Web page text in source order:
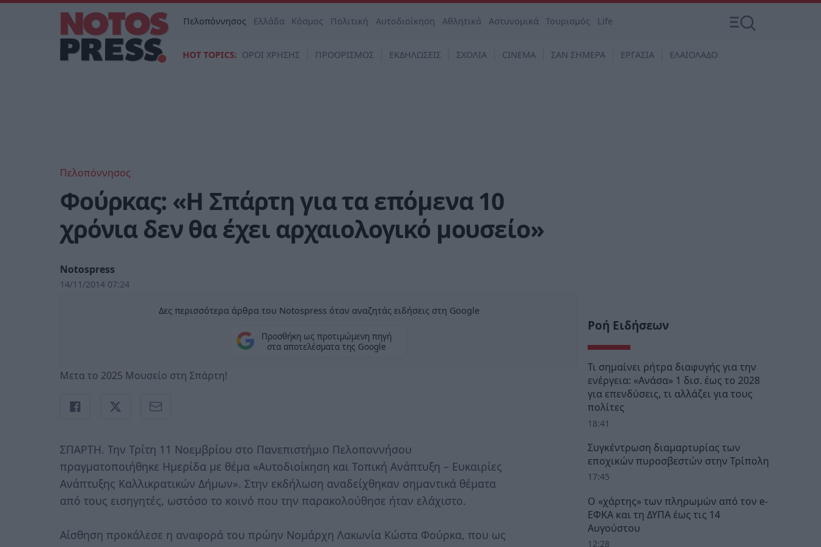
Πελοπόννησος Ελλάδα Κόσμος Πολιτική Αυτοδιοίκηση Αθλητικά Αστυνομικά Τουρισμός Life
HOT TOPICS: ΟΡΟΙ ΧΡΗΣΗΣ ΠΡΟΟΡΙΣΜΟΣ ΕΚΔΗΛΩΣΕΙΣ ΣΧΟΛΙΑ CINEMA ΣΑΝ ΣΗΜΕΡΑ ΕΡΓΑΣΙΑ ΕΛΑΙΟΛΑΔΟ
Πελοπόννησος
Φούρκας: «Η Σπάρτη για τα επόμενα 10
χρόνια δεν θα έχει αρχαιολογικό μουσείο»
Notospress
14/11/2014 07:24
Δες περισσότερα άρθρα του Notospress όταν αναζητάς ειδήσεις στη Google
Προσθήκη ως προτιμώμενη πηγή
στα αποτελέσματα της Google
Μετα το 2025 Μουσείο στη Σπάρτη!
ΣΠΑΡΤΗ. Την Τρίτη 11 Νοεμβρίου στο Πανεπιστήμιο Πελοποννήσου
πραγματοποιήθηκε Ημερίδα με θέμα «Αυτοδιοίκηση και Τοπική Ανάπτυξη – Ευκαιρίες
Ανάπτυξης Καλλικρατικών Δήμων». Στην εκδήλωση αναδείχθηκαν σημαντικά θέματα
από τους εισηγητές, ωστόσο το κοινό που την παρακολούθησε ήταν ελάχιστο.
Αίσθηση προκάλεσε η αναφορά του πρώην Νομάρχη Λακωνία Κώστα Φούρκα, που ως
Ροή Ειδήσεων
Τι σημαίνει ρήτρα διαφυγής για την
ενέργεια: «Ανάσα» 1 δισ. έως το 2028
για επενδύσεις, τι αλλάζει για τους
πολίτες
18:41
Συγκέντρωση διαμαρτυρίας των
εποχικών πυροσβεστών στην Τρίπολη
17:45
Ο «χάρτης» των πληρωμών από τον e-
ΕΦΚΑ και τη ΔΥΠΑ έως τις 14
Αυγούστου
12:28